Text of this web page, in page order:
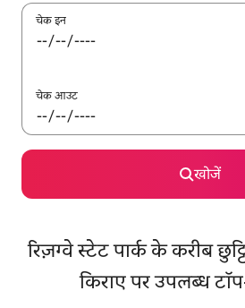
चेक इन
चेक आउट
खोजें
रिज़ग्वे स्टेट पार्क के करीब
किराए पर उपलब्ध